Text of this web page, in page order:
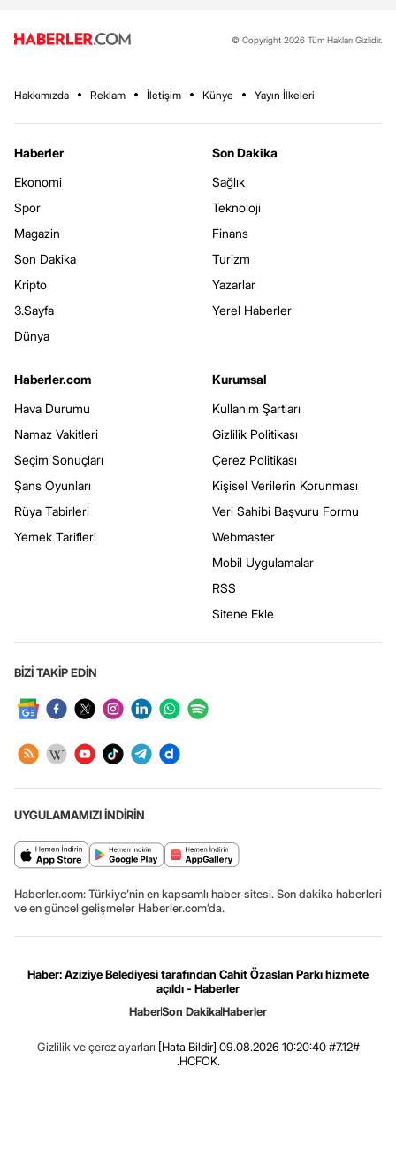
© Copyright 2026 Tüm Hakları Gizlidir.
Hakkımızda Reklam İletişim Künye Yayın İlkeleri
Haberler
Ekonomi
Spor
Magazin
Son Dakika
Kripto
3.Sayfa
Dünya
Son Dakika
Sağlık
Teknoloji
Finans
Turizm
Yazarlar
Yerel Haberler
Haberler.com
Hava Durumu
Namaz Vakitleri
Seçim Sonuçları
Şans Oyunları
Rüya Tabirleri
Yemek Tarifleri
Kurumsal
Kullanım Şartları
Gizlilik Politikası
Çerez Politikası
Kişisel Verilerin Korunması
Veri Sahibi Başvuru Formu
Webmaster
Mobil Uygulamalar
RSS
Sitene Ekle
BİZİ TAKİP EDİN
UYGULAMAMIZI İNDİRİN
Haberler.com: Türkiye’nin en kapsamlı haber sitesi. Son dakika haberleri
ve en güncel gelişmeler Haberler.com’da.
Haber: Aziziye Belediyesi tarafından Cahit Özaslan Parkı hizmete
açıldı - Haberler
HaberSon DakikaHaberler
Gizlilik ve çerez ayarları [Hata Bildir] 09.08.2026 10:20:40 #7.12#
.HCFOK.